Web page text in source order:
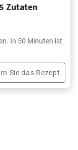
Zutaten
In 50 Minuten ist
Sie das Rezept